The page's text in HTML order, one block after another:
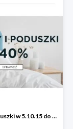
Kołdry i poduszki w 5.10.15 do -40%